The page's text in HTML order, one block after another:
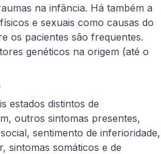
na infância. Há também a
e sexuais como causas do
os pacientes são frequentes.
genéticos na origem (até o
estados distintos de
outros sintomas presentes,
sentimento de inferioridade,
sintomas somáticos e de